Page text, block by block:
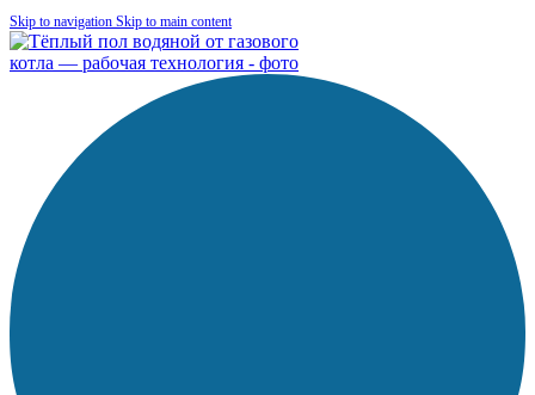
Skip to navigation Skip to main content